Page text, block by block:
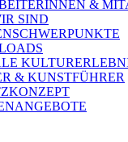
&
SIND
& KUNSTFÜHRER